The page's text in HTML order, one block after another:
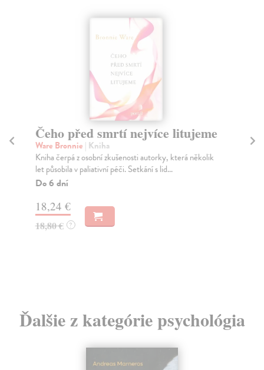
Čeho před smrtí nejvíce litujeme
Ware Bronnie | Kniha
Kniha čerpá z osobní zkušenosti autorky, která několik
let působila v paliativní péči. Setkání s lid...
Do 6 dní
18,24 €
18,80 € ?
Ďalšie z kategórie psychológia